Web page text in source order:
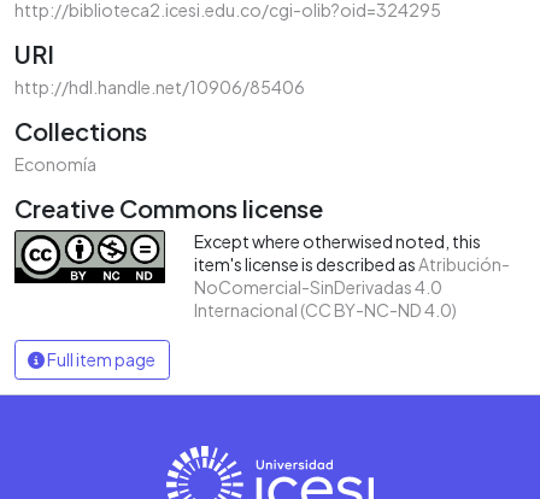
http://biblioteca2.icesi.edu.co/cgi-olib?oid=324295
URI
http://hdl.handle.net/10906/85406
Collections
Economía
Creative Commons license
Except where otherwised noted, this
item's license is described asAtribución-
NoComercial-SinDerivadas 4.0
Internacional (CC BY-NC-ND 4.0)
Full item page